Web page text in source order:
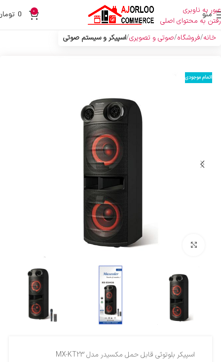
عبور به ناوبری
رفتن به محتوای اصلی
منو 0
0
خانه فروشگاه صوتی و تصویری اسپیکر و سیستم صوتی
اتمام موجودی
بزرگنمایی تصویر
اسپیکر بلوتوثی قابل حمل مکسیدر مدل MX-KT23